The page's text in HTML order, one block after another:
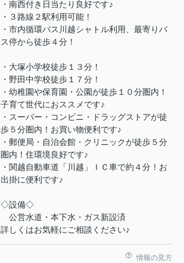
・南西付き日当たり良好です♪
・３路線２駅利用可能！
・市内循環バス川越シャトル利用、最寄りバ
ス停から徒歩４分！
・大塚小学校徒歩１３分！
・野田中学校徒歩１７分！
・幼稚園や保育園・公園が徒歩１０分圏内！
子育て世代におススメです♪
・スーパー・コンビニ・ドラッグストアが徒
歩５分圏内！お買い物便利です♪
・郵便局・自治会館・クリニックが徒歩５分
圏内！住環境良好です♪
・関越自動車道「川越」ＩＣ車で約４分！お
出掛に便利です♪
◇設備◇
公営水道・本下水・ガス新設済
詳しくはお気軽にご相談ください♪
情報の見方